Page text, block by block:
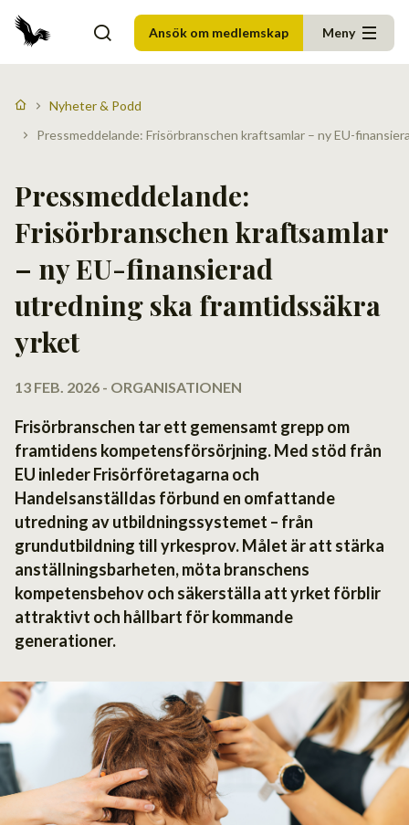
Ansök om medlemskap Meny
Nyheter & Podd
Pressmeddelande: Frisörbranschen kraftsamlar – ny EU-
Pressmeddelande:
Frisörbranschen kraftsamlar
– ny EU-finansierad
utredning ska framtidssäkra
yrket
13 FEB. 2026 - ORGANISATIONEN
Frisörbranschen tar ett gemensamt grepp om
framtidens kompetensförsörjning. Med stöd från
EU inleder Frisörföretagarna och
Handelsanställdas förbund en omfattande
utredning av utbildningssystemet – från
grundutbildning till yrkesprov. Målet är att stärka
anställningsbarheten, möta branschens
kompetensbehov och säkerställa att yrket förblir
attraktivt och hållbart för kommande
generationer.